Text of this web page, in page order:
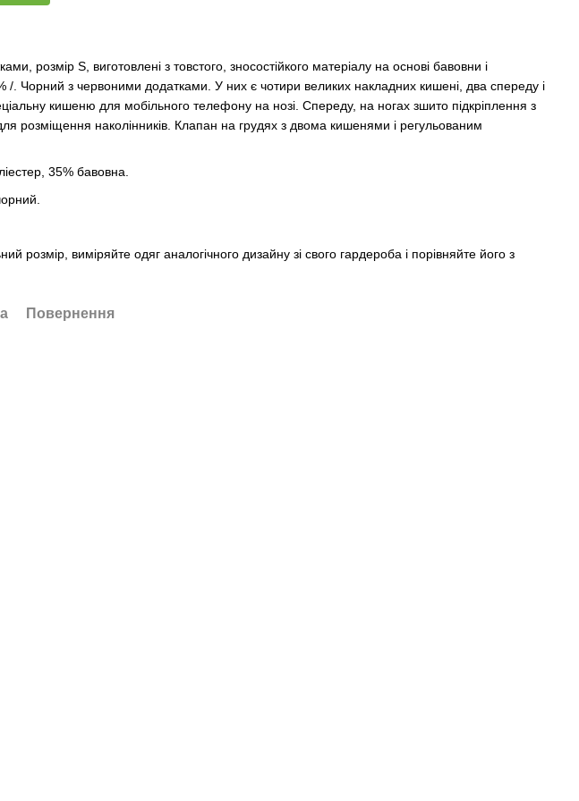
розмір S, виготовлені з товстого, зносостійкого матеріалу на основі бавовни і
/. Чорний з червоними додатками. У них є чотири великих накладних кишені, два спереду і
кишеню для мобільного телефону на нозі. Спереду, на ногах зшито підкріплення з
розміщення наколінників. Клапан на грудях з двома кишенями і регульованим
35% бавовна.
розмір, виміряйте одяг аналогічного дизайну зі свого гардероба і порівняйте його з
Повернення